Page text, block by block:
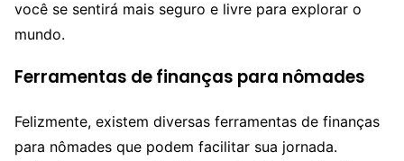
você se sentirá mais seguro e livre para explorar o
mundo.
Ferramentas de finanças para nômades
Felizmente, existem diversas ferramentas de finanças
para nômades que podem facilitar sua jornada.